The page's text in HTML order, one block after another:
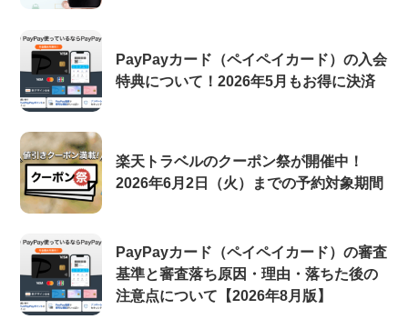
PayPayカード（ペイペイカード）の入会
特典について！2026年5月もお得に決済
楽天トラベルのクーポン祭が開催中！
2026年6月2日（火）までの予約対象期間
PayPayカード（ペイペイカード）の審査
基準と審査落ち原因・理由・落ちた後の
注意点について【2026年8月版】